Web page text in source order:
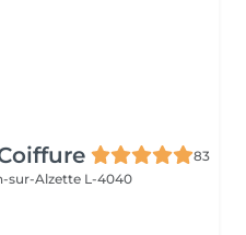
83
sur-Alzette L-4040